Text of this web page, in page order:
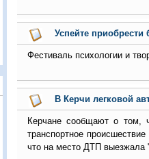
Успейте
Фестиваль психологии и
В Керчи легковой
Керчане сообщают о том,
транспортное
что на место ДТП выезжала